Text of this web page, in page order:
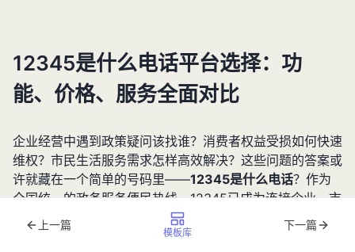
12345是什么电话平台选择：功
能、价格、服务全面对比
企业经营中遇到政策疑问该找谁？消费者权益受损如何快速
维权？市民生活服务需求怎样高效解决？这些问题的答案或
许就藏在一个简单的号码里——12345是什么电话？作为
全国统一的政务服务便民热线，12345已成为连接企业、市
民与政府部门的重要桥梁。本文将从功能特性、服务范围、
使用成本等维度展开深度解析，帮助读者全面了解这一公共
上一篇
模板库
下一篇